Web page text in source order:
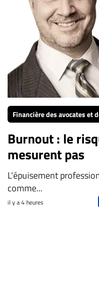
Financière des avocates et
Burnout : le
mesurent pas
L'épuisement
comme...
il y a 4 heures